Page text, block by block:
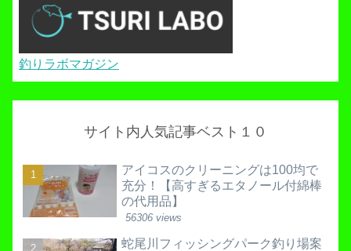
釣りラボマガジン
サイト内人気記事ベスト１０
アイコスのクリーニングは100均で
充分！【高すぎるエタノール付綿棒
の代用品】
56306 views
蛇尾川フィッシングパーク釣り場案